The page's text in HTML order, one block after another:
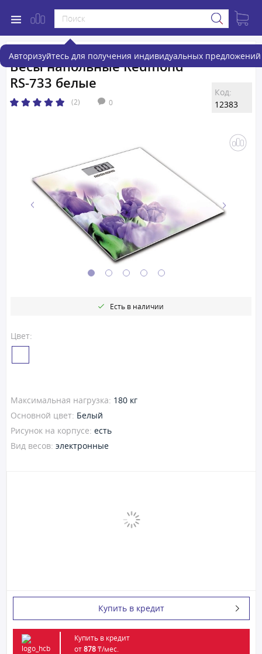
Авторизуйтесь для получения индивидуальных предложений
Весы напольные Redmond
RS-733 белые
(2) 0
Код:
12383
Цвет:
Есть в наличии
Максимальная нагрузка: 180 кг
Основной цвет: Белый
Рисунок на корпусе: есть
Вид весов: электронные
Купить в кредит
Купить в кредит
от878₸/мес.